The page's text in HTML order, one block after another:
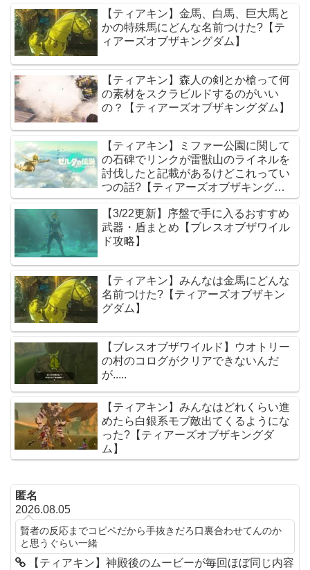
【ティアキン】金馬、白馬、巨大馬と
かの特殊馬にどんな名前つけた?【テ
ィアーズオブザキングダム】
【ティアキン】森人の剣とか槍って何
の素材をスクラビルドするのがいい
の？【ティアーズオブザキングダム】
【ティアキン】ミファー公園に関して
の石碑でリンクが雷獣山のライネルを
討伐したと記載があるけどこれってい
つの話?【ティアーズオブザキングダ
ム】
【3/22更新】序盤で手に入るおすすめ
武器・盾まとめ【ブレスオブザワイル
ド攻略】
【ティアキン】みんなは金馬にどんな
名前つけた?【ティアーズオブザキン
グダム】
【ブレスオブザワイルド】ウオトリー
の村のコログがクリアできないんだ
が.....
【ティアキン】みんなはどれくらい進
めたら白銀系モブ敵出てくるようにな
った?【ティアーズオブザキングダ
ム】
匿名
2026.08.05
賢者の反応までコピペだから手抜きだろ口裏合わせてんのか
と思うぐらい一緒
【ティアキン】神殿後のムービーが毎回ほぼ同じ内容